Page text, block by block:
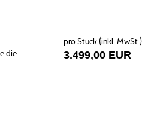
die
pro Stück (inkl. MwSt.)
3.499,00 EUR